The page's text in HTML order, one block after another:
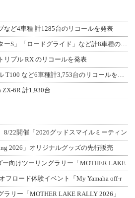
など4車種 計1285台のリコールを発表
【ハーレー】「スポーツスターS」「ロードグライド」など計8車種のリコールを発表
リプル RX のリコールを発表
【トライアンフ】ボンネビル T100 など6車種計3,753台のリコールを発表
ZX-6R 計1,930台
8/22開催「2026グッドスマイルミーティン
2026」オリジナルグッズの先行販売
向けツーリングラリー「MOTHER LAKE
フロード体験イベント「My Yamaha off-r
リー「MOTHER LAKE RALLY 2026」